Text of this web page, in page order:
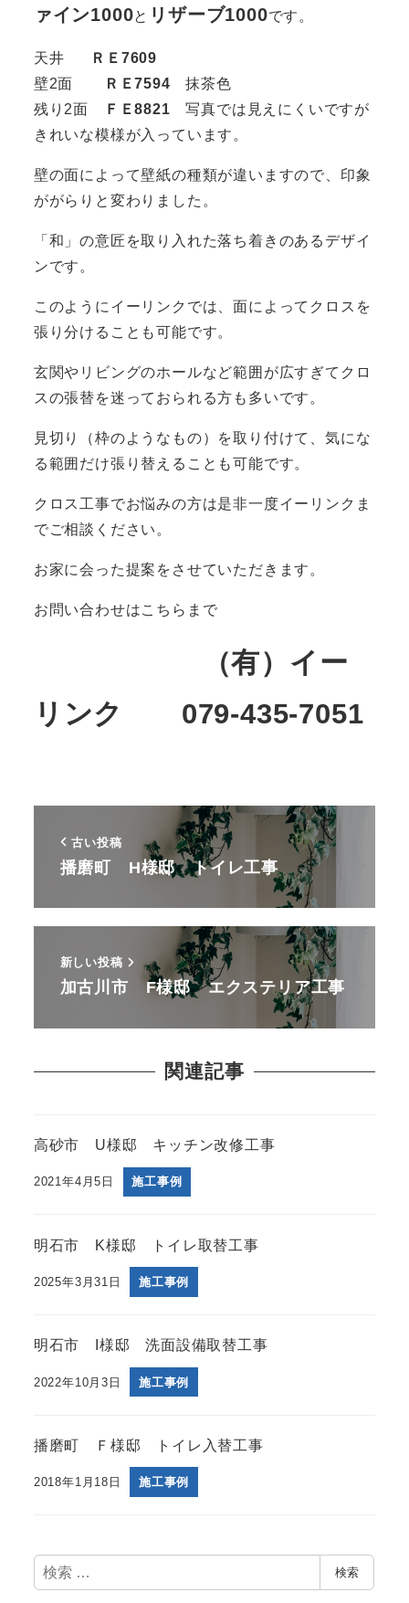
ァイン1000と リザーブ1000です。
天井
ＲＥ7609
壁2面
ＲＥ7594 抹茶色
残り2面
ＦＥ8821 写真では見えにくいですが
きれいな模様が入っています。
壁の面によって壁紙の種類が違いますので、印象
ががらりと変わりました。
「和」の意匠を取り入れた落ち着きのあるデザイ
ンです。
このようにイーリンクでは、面によってクロスを
張り分けることも可能です。
玄関やリビングのホールなど範囲が広すぎてクロ
スの張替を迷っておられる方も多いです。
見切り（枠のようなもの）を取り付けて、気にな
る範囲だけ張り替えることも可能です。
クロス工事でお悩みの方は是非一度イーリンクま
でご相談ください。
お家に会った提案をさせていただきます。
お問い合わせはこちらまで
（有）イー
リンク 079-435-7051
古い投稿
播磨町 H様邸 トイレ工事
新しい投稿
加古川市 F様邸 エクステリア工事
関連記事
高砂市 U様邸 キッチン改修工事
2021年4月5日 施工事例
明石市 K様邸 トイレ取替工事
2025年3月31日 施工事例
明石市 I様邸 洗面設備取替工事
2022年10月3日 施工事例
播磨町 Ｆ様邸 トイレ入替工事
2018年1月18日 施工事例
検
索
検索